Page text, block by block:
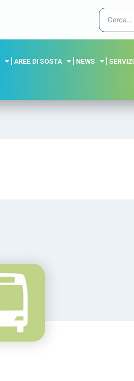
AREE DI SOSTA NEWS SERVIZI